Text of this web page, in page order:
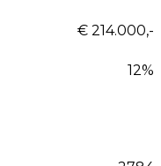
€ 214.000,-
12%